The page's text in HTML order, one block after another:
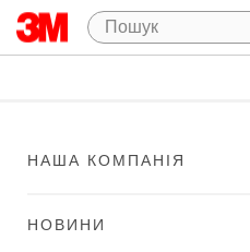
НАША КОМПАНІЯ
НОВИНИ